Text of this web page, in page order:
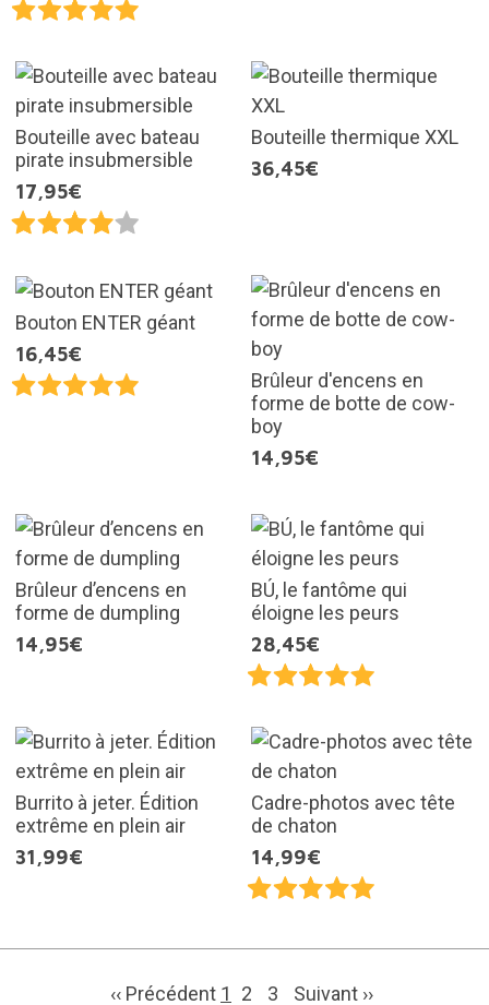
Bouteille avec bateau
pirate insubmersible
17,95€
Bouteille thermique XXL
36,45€
Bouton ENTER géant
16,45€
Brûleur d'encens en
forme de botte de cow-
boy
14,95€
Brûleur d’encens en
forme de dumpling
14,95€
BÚ, le fantôme qui
éloigne les peurs
28,45€
Burrito à jeter. Édition
extrême en plein air
31,99€
Cadre-photos avec tête
de chaton
14,99€
‹‹ Précédent 1 2 3 Suivant ››